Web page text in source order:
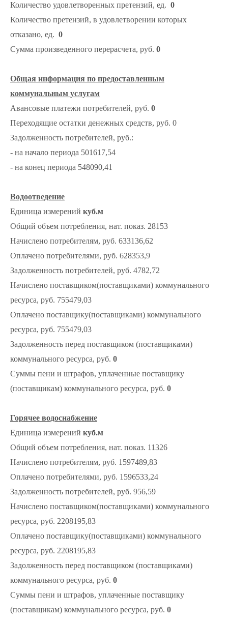
Количество удовлетворенных претензий, ед. 0
Количество претензий, в удовлетворении которых
отказано, ед. 0
Сумма произведенного перерасчета, руб. 0
Общая информация по предоставленным
коммунальным услугам
Авансовые платежи потребителей, руб. 0
Переходящие остатки денежных средств, руб. 0
Задолженность потребителей, руб.:
- на начало периода 501617,54
- на конец периода 548090,41
Водоотведение
Единица измерений куб.м
Общий объем потребления, нат. показ. 28153
Начислено потребителям, руб. 633136,62
Оплачено потребителями, руб. 628353,9
Задолженность потребителей, руб. 4782,72
Начислено поставщиком(поставщиками) коммунального
ресурса, руб. 755479,03
Оплачено поставщику(поставщиками) коммунального
ресурса, руб. 755479,03
Задолженность перед поставщиком (поставщиками)
коммунального ресурса, руб. 0
Суммы пени и штрафов, уплаченные поставщику
(поставщикам) коммунального ресурса, руб. 0
Горячее водоснабжение
Единица измерений куб.м
Общий объем потребления, нат. показ. 11326
Начислено потребителям, руб. 1597489,83
Оплачено потребителями, руб. 1596533,24
Задолженность потребителей, руб. 956,59
Начислено поставщиком(поставщиками) коммунального
ресурса, руб. 2208195,83
Оплачено поставщику(поставщиками) коммунального
ресурса, руб. 2208195,83
Задолженность перед поставщиком (поставщиками)
коммунального ресурса, руб. 0
Суммы пени и штрафов, уплаченные поставщику
(поставщикам) коммунального ресурса, руб. 0